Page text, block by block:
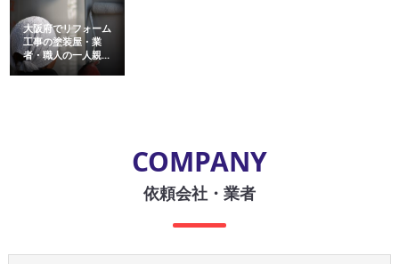
大阪府でリフォーム
工事の塗装屋・業
者・職人の一人親...
COMPANY
依頼会社・業者